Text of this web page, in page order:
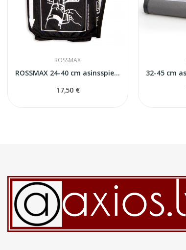
ROSSMAX
ROSSMAX 24-40 cm asinsspiedeina mērītāja manšete
17,50 €